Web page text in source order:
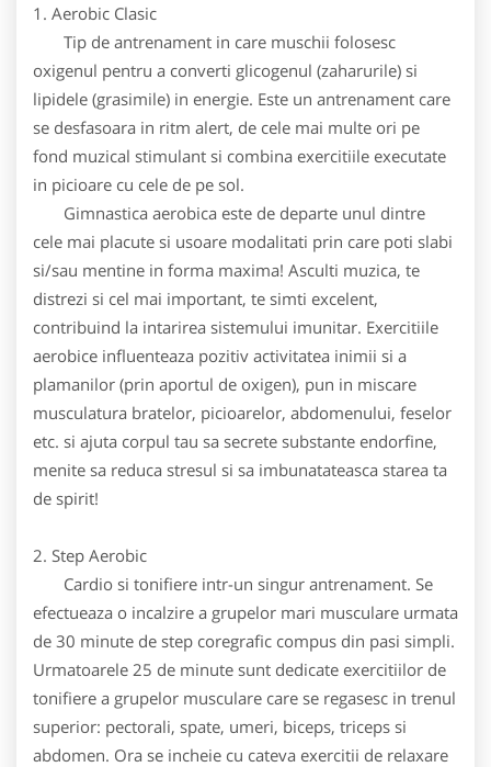
1. Aerobic Clasic
Tip de antrenament in care muschii folosesc
oxigenul pentru a converti glicogenul (zaharurile) si
lipidele (grasimile) in energie. Este un antrenament care
se desfasoara in ritm alert, de cele mai multe ori pe
fond muzical stimulant si combina exercitiile executate
in picioare cu cele de pe sol.
Gimnastica aerobica este de departe unul dintre
cele mai placute si usoare modalitati prin care poti slabi
si/sau mentine in forma maxima! Asculti muzica, te
distrezi si cel mai important, te simti excelent,
contribuind la intarirea sistemului imunitar. Exercitiile
aerobice influenteaza pozitiv activitatea inimii si a
plamanilor (prin aportul de oxigen), pun in miscare
musculatura bratelor, picioarelor, abdomenului, feselor
etc. si ajuta corpul tau sa secrete substante endorfine,
menite sa reduca stresul si sa imbunatateasca starea ta
de spirit!
2. Step Aerobic
Cardio si tonifiere intr-un singur antrenament. Se
efectueaza o incalzire a grupelor mari musculare urmata
de 30 minute de step coregrafic compus din pasi simpli.
Urmatoarele 25 de minute sunt dedicate exercitiilor de
tonifiere a grupelor musculare care se regasesc in trenul
superior: pectorali, spate, umeri, biceps, triceps si
abdomen. Ora se incheie cu cateva exercitii de relaxare